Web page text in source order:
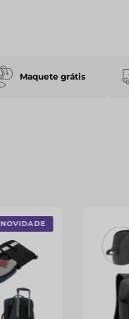
Maquete grátis
NOVIDADE